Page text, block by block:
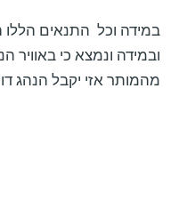
במידה וכל התנאים הללו
ובמידה ונמצא כי באוויר
מהמותר אזי יקבל הנהג